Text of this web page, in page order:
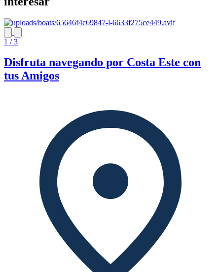
1 / 3
Disfruta navegando por Costa Este con
tus Amigos